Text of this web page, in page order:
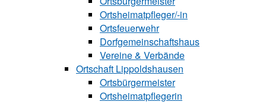
Ortsheimatpfle‍ger/-in
Ortsfeuerwehr
Dorfgemeinschaftshaus
Vereine & Verbände
Ortschaft Lip‍polds‍hau‍sen
Ortsbürgermeister
Ortsheimatpflegerin